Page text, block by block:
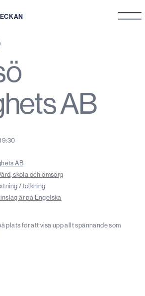
AB
AB
skola och omsorg
/ tolkning
är på Engelska
plats för att visa upp allt spännande som